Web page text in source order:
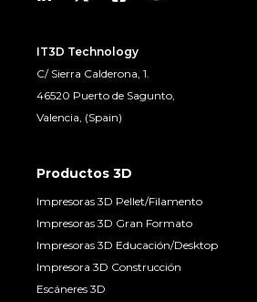
IT3D Technology
C/ Sierra Calderona, 1.
46520 Puerto de Sagunto,
Valencia, (Spain)
Productos 3D
Impresoras 3D Pellet/Filamento
Impresoras 3D Gran Formato
Impresoras 3D Educación/Desktop
Impresora 3D Construcción
Escáneres 3D